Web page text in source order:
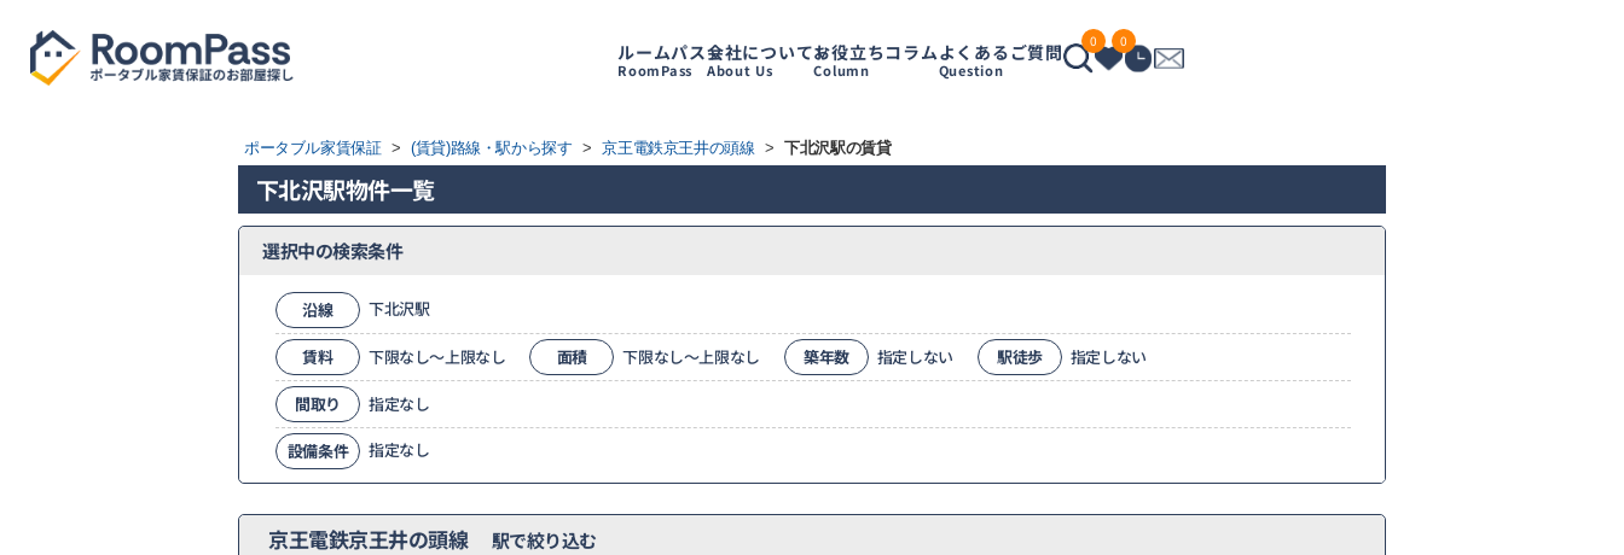
ルームパス
RoomPass
会社について
About Us
お役立ちコラム
Column
よくあるご質問
Question
0 0
ポータブル家賃保証 > (賃貸)路線・駅から探す > 京王電鉄京王井の頭線 > 下北沢駅の賃貸
下北沢駅物件一覧
選択中の検索条件
沿線 下北沢駅
賃料 下限なし～上限なし 面積 下限なし～上限なし 築年数 指定しない 駅徒歩 指定しない
間取り 指定なし
設備条件 指定なし
京王電鉄京王井の頭線 駅で絞り込む